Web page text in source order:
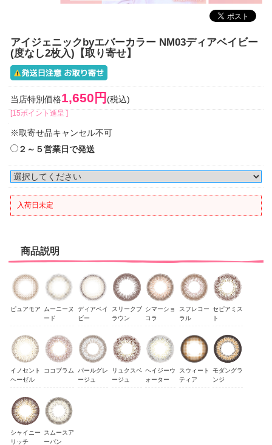
アイジェニックbyエバーカラー NM03ディアベイビー
(度なし2枚入)【取り寄せ】
当店特別価格1,650円 (税込)
[15ポイント進呈 ]
※取寄せ品キャンセル不可
２～５営業日で発送
入荷日未定
商品説明
ピュアモア ムーニーヌ
ード
ディアベイ
ビー
スリークブ
ラウン
シマーショ
コラ
スフレコー
ラル
セピアミス
ト
イノセント
ヘーゼル
ココプラム パールグレ
ージュ
リュクスベ
ージュ
ヘイジーウ
ォーター
スウィート
ティア
モダングラ
ンジ
シャイニー スムースア